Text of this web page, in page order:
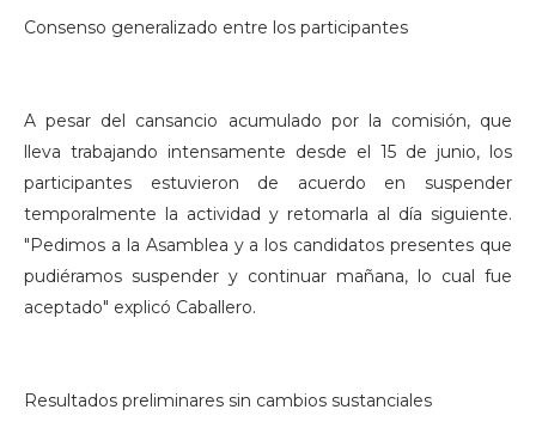
Consenso generalizado entre los participantes
A pesar del cansancio acumulado por la comisión, que
lleva trabajando intensamente desde el 15 de junio, los
participantes estuvieron de acuerdo en suspender
temporalmente la actividad y retomarla al día siguiente.
"Pedimos a la Asamblea y a los candidatos presentes que
pudiéramos suspender y continuar mañana, lo cual fue
aceptado" explicó Caballero.
Resultados preliminares sin cambios sustanciales